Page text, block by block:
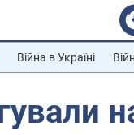
Війна в Україні